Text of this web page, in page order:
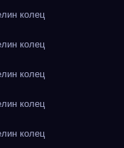
колец
колец
колец
колец
колец